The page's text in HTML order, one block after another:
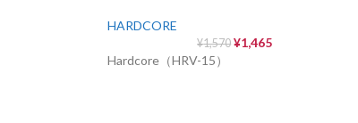
HARDCORE
¥1,570 ¥1,465
Hardcore（HRV-15）